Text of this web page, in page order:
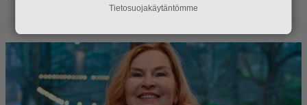
Tietosuojakäytäntömme